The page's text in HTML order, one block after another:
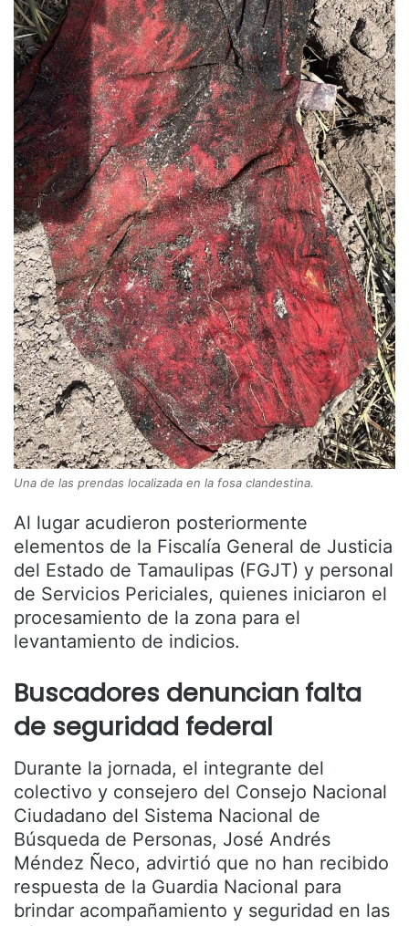
Una de las prendas localizada en la fosa clandestina.
Al lugar acudieron posteriormente
elementos de la Fiscalía General de Justicia
del Estado de Tamaulipas (FGJT) y personal
de Servicios Periciales, quienes iniciaron el
procesamiento de la zona para el
levantamiento de indicios.
Buscadores denuncian falta
de seguridad federal
Durante la jornada, el integrante del
colectivo y consejero del Consejo Nacional
Ciudadano del Sistema Nacional de
Búsqueda de Personas, José Andrés
Méndez Ñeco, advirtió que no han recibido
respuesta de la Guardia Nacional para
brindar acompañamiento y seguridad en las